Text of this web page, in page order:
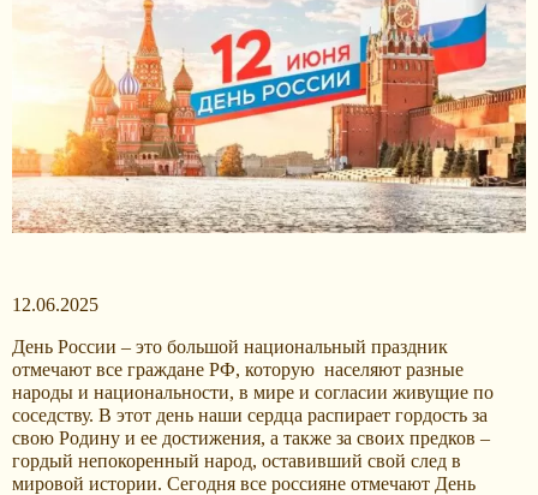
12.06.2025
День России – это большой национальный праздник
отмечают все граждане РФ, которую населяют разные
народы и национальности, в мире и согласии живущие по
соседству. В этот день наши сердца распирает гордость за
свою Родину и ее достижения, а также за своих предков –
гордый непокоренный народ, оставивший свой след в
мировой истории. Сегодня все россияне отмечают День